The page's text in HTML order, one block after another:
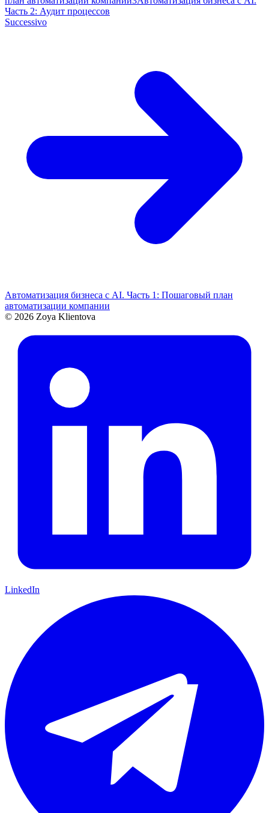
Часть 2: Аудит процессов
Successivo
Автоматизация бизнеса с AI. Часть 1: Пошаговый план
автоматизации компании
© 2026 Zoya Klientova
LinkedIn